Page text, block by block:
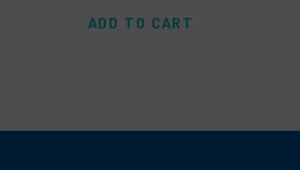
ADD TO CART